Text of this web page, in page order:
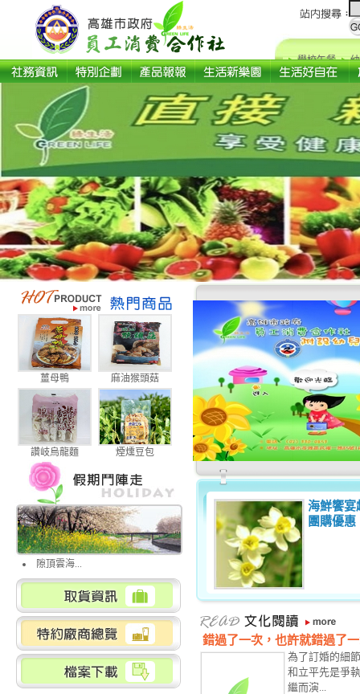
學校午餐
薑母鴨 麻油猴頭菇
讚岐烏龍麵 煙燻豆包
隙頂雲海...
海鮮饗宴
團購優惠
錯過了一次，也許就錯過了
為了訂婚的細
和立平先是爭
繼而演...